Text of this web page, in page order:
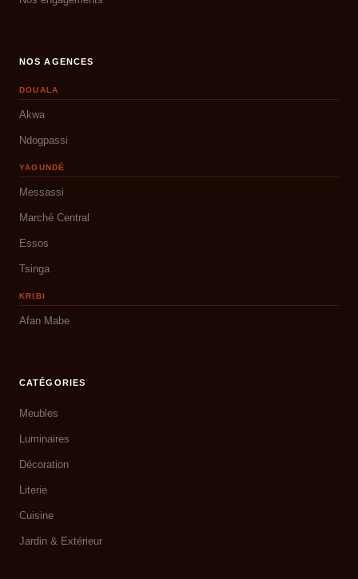
NOS AGENCES
DOUALA
Akwa
Ndogpassi
YAOUNDÉ
Messassi
Marché Central
Essos
Tsinga
KRIBI
Afan Mabe
CATÉGORIES
Meubles
Luminaires
Décoration
Literie
Cuisine
Jardin & Extérieur